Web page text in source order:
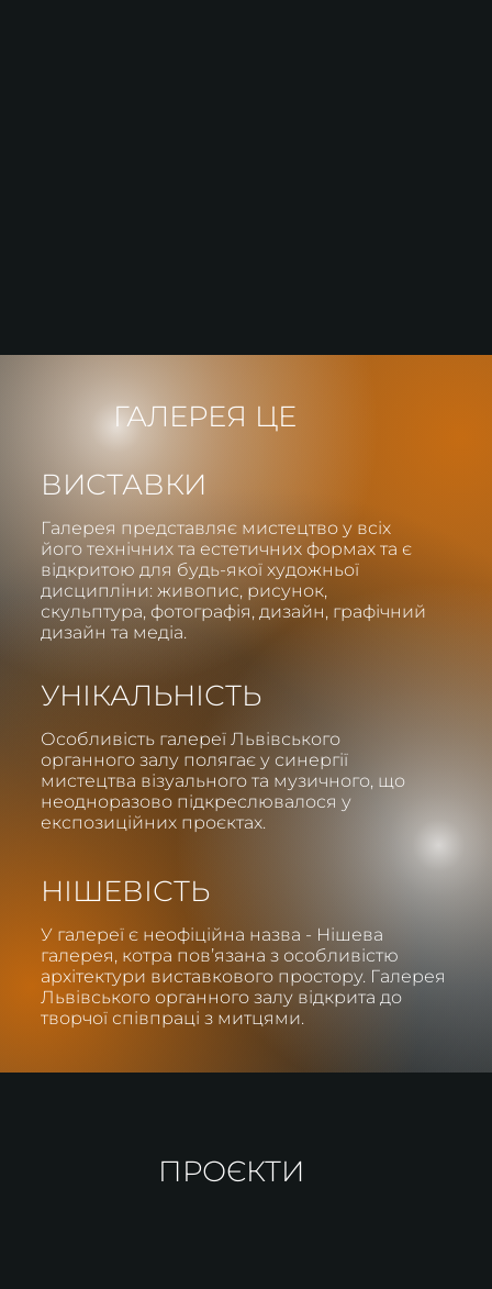
ГАЛЕРЕЯ ЦЕ
УНІКАЛЬНІСТЬ
Особливість галереї Львівського
органного залу полягає у синергії
мистецтва візуального та музичного, що
неодноразово підкреслювалося у
експозиційних проєктах.
НІШЕВІСТЬ
У галереї є неофіційна назва - Нішева
галерея, котра повʼязана з особливістю
архітектури виставкового простору. Галерея
Львівського органного залу відкрита до
творчої співпраці з митцями.
ВИСТАВКИ
Галерея представляє мистецтво у всіх
його технічних та естетичних формах та є
відкритою для будь-якої художньої
дисципліни: живопис, рисунок,
скульптура, фотографія, дизайн, графічний
дизайн та медіа.
ПРОЄКТИ